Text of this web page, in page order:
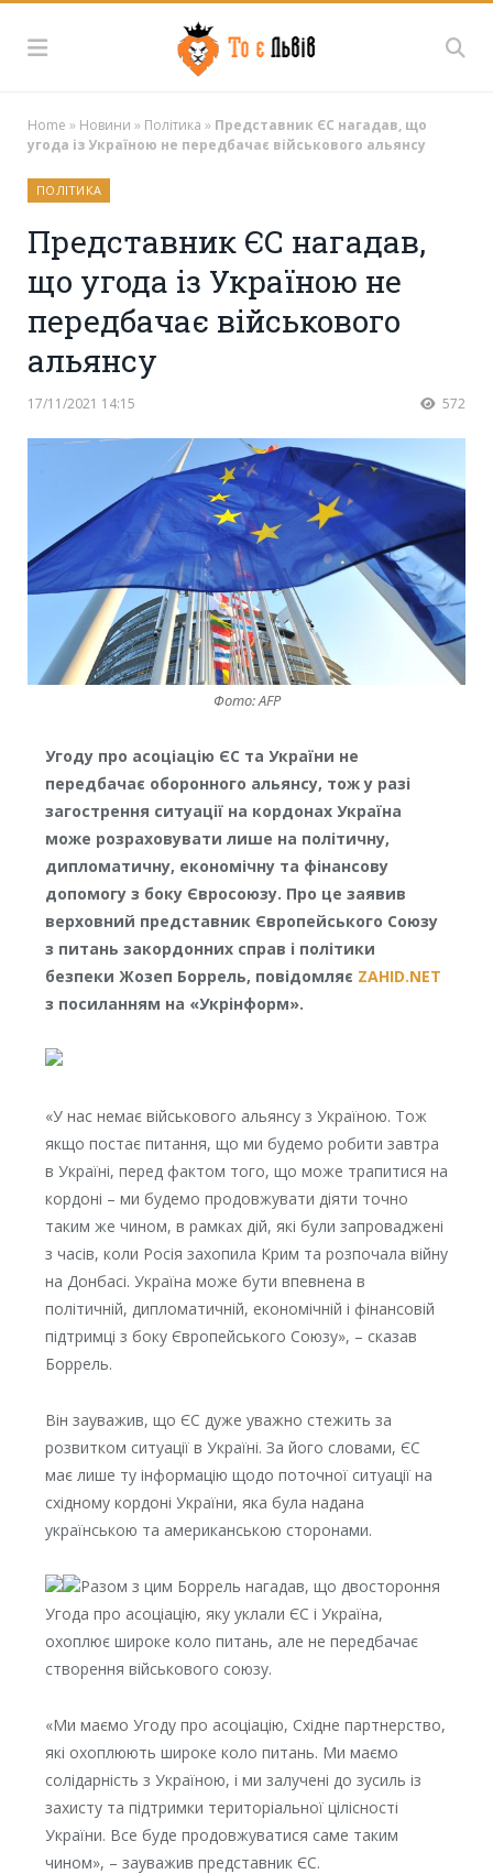
Home » Новини » Політика » Представник ЄС нагадав, що
угода із Україною не передбачає військового альянсу
ПОЛІТИКА
Представник ЄС нагадав,
що угода із Україною не
передбачає військового
альянсу
17/11/2021 14:15 572
Фото: AFP
Угоду про асоціацію ЄС та України не
передбачає оборонного альянсу, тож у разі
загострення ситуації на кордонах Україна
може розраховувати лише на політичну,
дипломатичну, економічну та фінансову
допомогу з боку Євросоюзу. Про це заявив
верховний представник Європейського Союзу
з питань закордонних справ і політики
безпеки Жозеп Боррель, повідомляє ZAHID.NET
з посиланням на «Укрінформ».
«У нас немає військового альянсу з Україною. Тож
якщо постає питання, що ми будемо робити завтра
в Україні, перед фактом того, що може трапитися на
кордоні – ми будемо продовжувати діяти точно
таким же чином, в рамках дій, які були запроваджені
з часів, коли Росія захопила Крим та розпочала війну
на Донбасі. Україна може бути впевнена в
політичній, дипломатичній, економічній і фінансовій
підтримці з боку Європейського Союзу», – сказав
Боррель.
Він зауважив, що ЄС дуже уважно стежить за
розвитком ситуації в Україні. За його словами, ЄС
має лише ту інформацію щодо поточної ситуації на
східному кордоні України, яка була надана
українською та американською сторонами.
Разом з цим Боррель нагадав, що двостороння
Угода про асоціацію, яку уклали ЄС і Україна,
охоплює широке коло питань, але не передбачає
створення військового союзу.
«Ми маємо Угоду про асоціацію, Східне партнерство,
які охоплюють широке коло питань. Ми маємо
солідарність з Україною, і ми залучені до зусиль із
захисту та підтримки територіальної цілісності
України. Все буде продовжуватися саме таким
чином», – зауважив представник ЄС.